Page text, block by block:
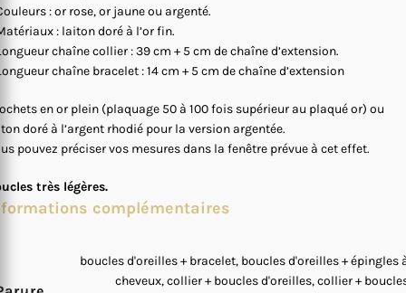
: or rose, or jaune ou argenté.
: laiton doré à l’or fin.
chaîne collier : 39 cm + 5 cm de chaîne d’extension.
chaîne bracelet : 14 cm + 5 cm de chaîne d’extension
en or plein (plaquage 50 à 100 fois supérieur au plaqué or) ou
doré à l’argent rhodié pour la version argentée.
pouvez préciser vos mesures dans la fenêtre prévue à cet effet.
très légères.
complémentaires
boucles d'oreilles + bracelet, boucles d'oreilles + épingles
cheveux, collier + boucles d'oreilles, collier +